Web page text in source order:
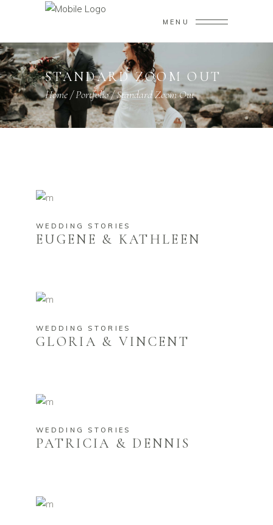
MENU
STANDARD ZOOM OUT
Home/Portfolio/Standard Zoom Out
WEDDING STORIES
EUGENE & KATHLEEN
WEDDING STORIES
GLORIA & VINCENT
WEDDING STORIES
PATRICIA & DENNIS